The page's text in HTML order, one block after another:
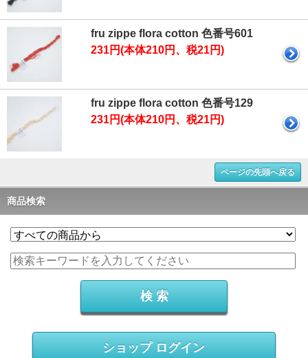
fru zippe flora cotton 色番号601
231円(本体210円、税21円)
fru zippe flora cotton 色番号129
231円(本体210円、税21円)
ページの先頭へ戻る
商品検索
ショップ ログイン